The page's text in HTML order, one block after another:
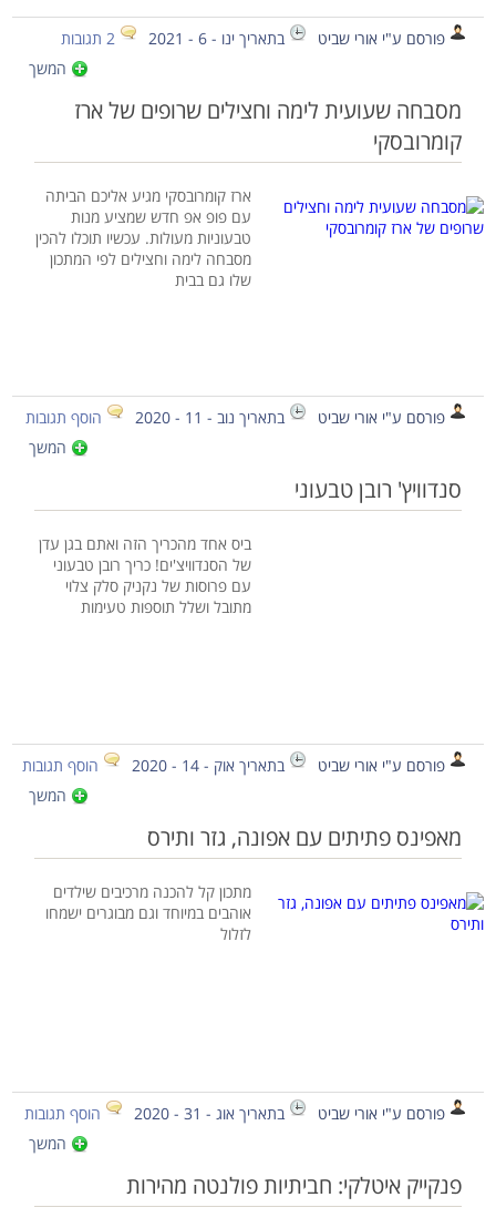
פורסם ע"י אורי שביט בתאריך ינו - 6 - 2021
2 תגובות
המשך
מסבחה שעועית לימה וחצילים שרופים של ארז
קומרובסקי
ארז קומרובסקי מגיע אליכם הביתה
עם פופ אפ חדש שמציע מנות
טבעוניות מעולות. עכשיו תוכלו להכין
מסבחה לימה וחצילים לפי המתכון
שלו גם בבית
פורסם ע"י אורי שביט בתאריך נוב - 11 - 2020
הוסף תגובות
המשך
סנדוויץ' רובן טבעוני
ביס אחד מהכריך הזה ואתם בגן עדן
של הסנדוויצ'ים! כריך רובן טבעוני
עם פרוסות של נקניק סלק צלוי
מתובל ושלל תוספות טעימות
פורסם ע"י אורי שביט בתאריך אוק - 14 - 2020
הוסף תגובות
המשך
מאפינס פתיתים עם אפונה, גזר ותירס
מתכון קל להכנה מרכיבים שילדים
אוהבים במיוחד וגם מבוגרים ישמחו
לזלול
פורסם ע"י אורי שביט בתאריך אוג - 31 - 2020
הוסף תגובות
המשך
פנקייק איטלקי: חביתיות פולנטה מהירות